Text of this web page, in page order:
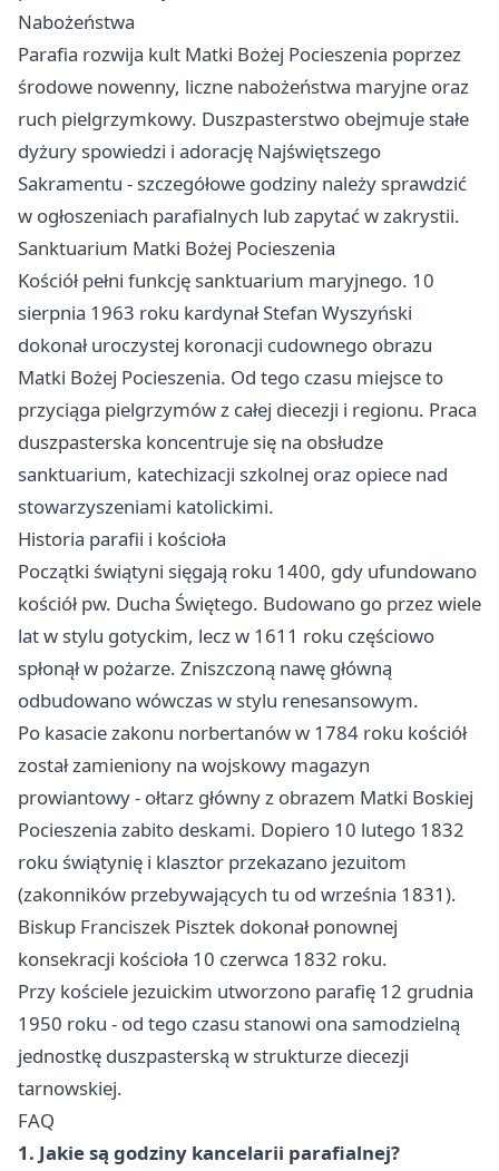
Nabożeństwa
Parafia rozwija kult Matki Bożej Pocieszenia poprzez
środowe nowenny, liczne nabożeństwa maryjne oraz
ruch pielgrzymkowy. Duszpasterstwo obejmuje stałe
dyżury spowiedzi i adorację Najświętszego
Sakramentu - szczegółowe godziny należy sprawdzić
w ogłoszeniach parafialnych lub zapytać w zakrystii.
Sanktuarium Matki Bożej Pocieszenia
Kościół pełni funkcję sanktuarium maryjnego. 10
sierpnia 1963 roku kardynał Stefan Wyszyński
dokonał uroczystej koronacji cudownego obrazu
Matki Bożej Pocieszenia. Od tego czasu miejsce to
przyciąga pielgrzymów z całej diecezji i regionu. Praca
duszpasterska koncentruje się na obsłudze
sanktuarium, katechizacji szkolnej oraz opiece nad
stowarzyszeniami katolickimi.
Historia parafii i kościoła
Początki świątyni sięgają roku 1400, gdy ufundowano
kościół pw. Ducha Świętego. Budowano go przez wiele
lat w stylu gotyckim, lecz w 1611 roku częściowo
spłonął w pożarze. Zniszczoną nawę główną
odbudowano wówczas w stylu renesansowym.
Po kasacie zakonu norbertanów w 1784 roku kościół
został zamieniony na wojskowy magazyn
prowiantowy - ołtarz główny z obrazem Matki Boskiej
Pocieszenia zabito deskami. Dopiero 10 lutego 1832
roku świątynię i klasztor przekazano jezuitom
(zakonników przebywających tu od września 1831).
Biskup Franciszek Pisztek dokonał ponownej
konsekracji kościoła 10 czerwca 1832 roku.
Przy kościele jezuickim utworzono parafię 12 grudnia
1950 roku - od tego czasu stanowi ona samodzielną
jednostkę duszpasterską w strukturze diecezji
tarnowskiej.
FAQ
1. Jakie są godziny kancelarii parafialnej?